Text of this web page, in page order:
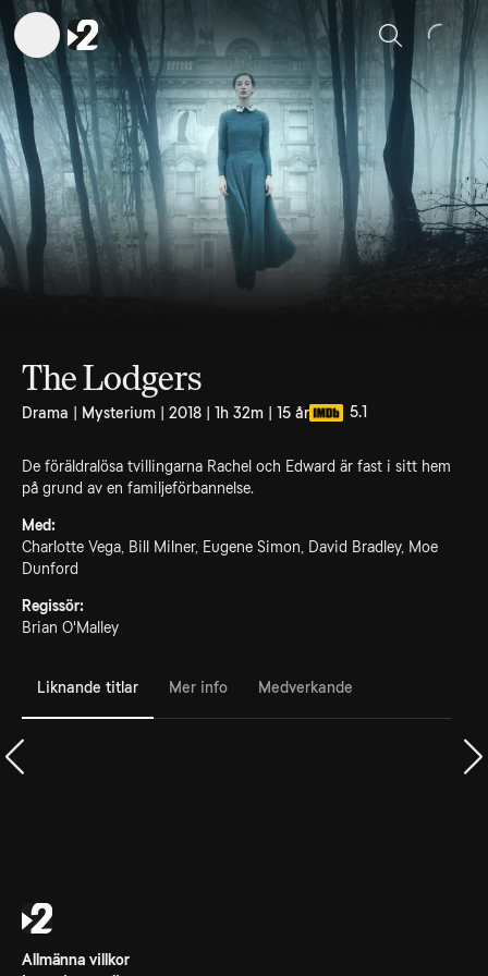
Sök
The Lodgers
Drama | Mysterium | 2018 | 1h 32m | 15 år 5.1
De föräldralösa tvillingarna Rachel och Edward är fast i sitt hem
på grund av en familjeförbannelse.
Med:
Charlotte Vega, Bill Milner, Eugene Simon, David Bradley, Moe
Dunford
Regissör:
Brian O'Malley
Liknande titlar Mer info Medverkande
Allmänna villkor